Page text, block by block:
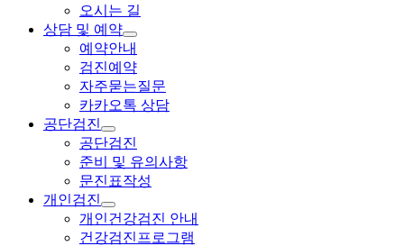
오시는 길
상담 및 예약
예약안내
검진예약
자주묻는질문
카카오톡 상담
공단검진
공단검진
준비 및 유의사항
문진표작성
개인검진
개인건강검진 안내
건강검진프로그램